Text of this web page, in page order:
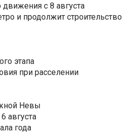
с 8 августа
и продолжит строительство
этапа
при расселении
Невы
августа
года